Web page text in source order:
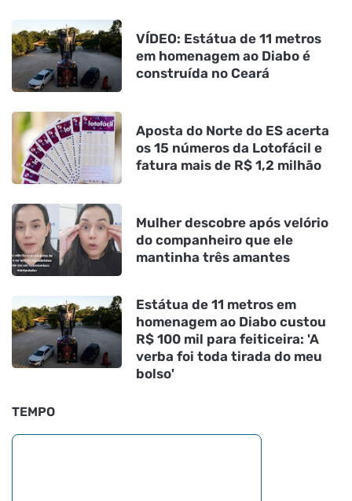
VÍDEO: Estátua de 11 metros
em homenagem ao Diabo é
construída no Ceará
Aposta do Norte do ES acerta
os 15 números da Lotofácil e
fatura mais de R$ 1,2 milhão
Mulher descobre após velório
do companheiro que ele
mantinha três amantes
Estátua de 11 metros em
homenagem ao Diabo custou
R$ 100 mil para feiticeira: 'A
verba foi toda tirada do meu
bolso'
TEMPO